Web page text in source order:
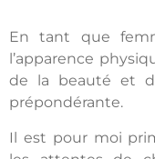
En tant que
l’apparence
de la beauté et
prépondérante.
Il est pour moi